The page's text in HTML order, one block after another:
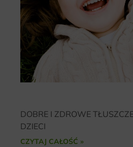
DOBRE I ZDROWE
DZIECI
CZYTAJ CAŁOŚĆ »